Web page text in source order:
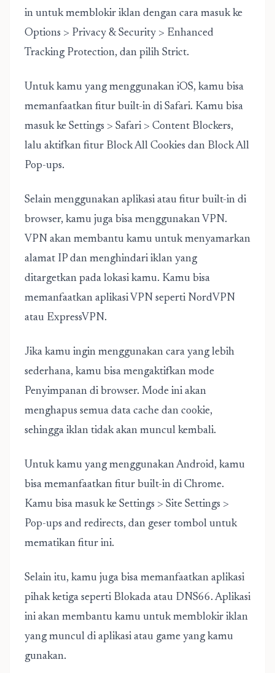
in untuk memblokir iklan dengan cara masuk ke
Options > Privacy & Security > Enhanced
Tracking Protection, dan pilih Strict.
Untuk kamu yang menggunakan iOS, kamu bisa
memanfaatkan fitur built-in di Safari. Kamu bisa
masuk ke Settings > Safari > Content Blockers,
lalu aktifkan fitur Block All Cookies dan Block All
Pop-ups.
Selain menggunakan aplikasi atau fitur built-in di
browser, kamu juga bisa menggunakan VPN.
VPN akan membantu kamu untuk menyamarkan
alamat IP dan menghindari iklan yang
ditargetkan pada lokasi kamu. Kamu bisa
memanfaatkan aplikasi VPN seperti NordVPN
atau ExpressVPN.
Jika kamu ingin menggunakan cara yang lebih
sederhana, kamu bisa mengaktifkan mode
Penyimpanan di browser. Mode ini akan
menghapus semua data cache dan cookie,
sehingga iklan tidak akan muncul kembali.
Untuk kamu yang menggunakan Android, kamu
bisa memanfaatkan fitur built-in di Chrome.
Kamu bisa masuk ke Settings > Site Settings >
Pop-ups and redirects, dan geser tombol untuk
mematikan fitur ini.
Selain itu, kamu juga bisa memanfaatkan aplikasi
pihak ketiga seperti Blokada atau DNS66. Aplikasi
ini akan membantu kamu untuk memblokir iklan
yang muncul di aplikasi atau game yang kamu
gunakan.